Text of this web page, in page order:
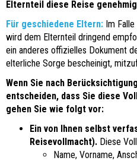
Elternteil diese Reise
Für geschiedene Eltern: Im
wird dem Elternteil dringend
ein anderes offizielles Dokument
elterliche Sorge bescheinigt,
Wenn Sie nach
entscheiden, dass Sie diese
gehen Sie wie folgt vor:
Ein von Ihnen selbst
Reisevollmacht). Diese
Name, Vorname,